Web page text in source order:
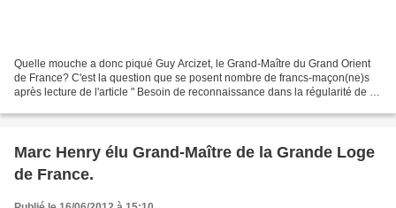
Quelle mouche a donc piqué Guy Arcizet, le Grand-Maître du Grand Orient
de France? C'est la question que se posent nombre de francs-maçon(ne)s
après lecture de l'article " Besoin de reconnaissance dans la régularité de la
Marc Henry élu Grand-Maître de la Grande Loge
de France.